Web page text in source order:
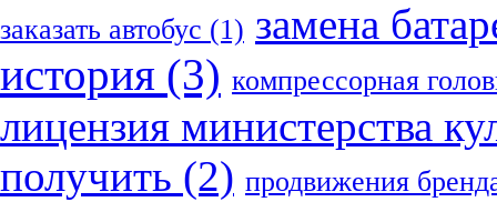
заказать автобус (1) замена
история (3) компрессорная
лицензия министерства
получить (2) продвижения